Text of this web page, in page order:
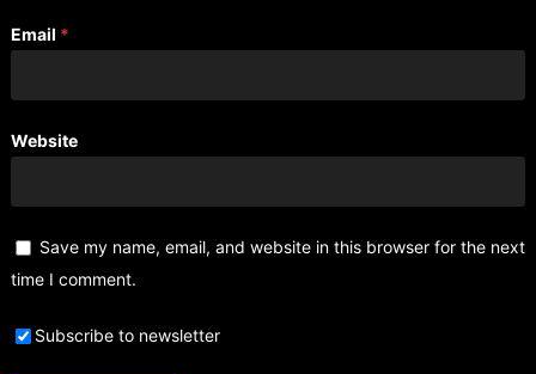
Email *
Website
Save my name, email, and website in this browser for the next
time I comment.
Subscribe to newsletter